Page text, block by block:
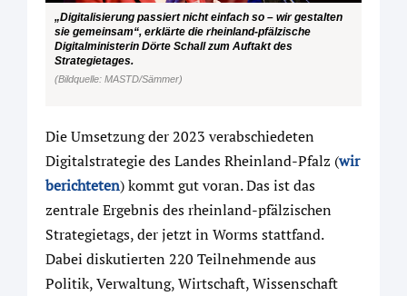
„Digitalisierung passiert nicht einfach so – wir gestalten
sie gemeinsam“, erklärte die rheinland-pfälzische
Digitalministerin Dörte Schall zum Auftakt des
Strategietages.
(Bildquelle: MASTD/Sämmer)
Die Umsetzung der 2023 verabschiedeten
Digitalstrategie des Landes Rheinland-Pfalz (wir
berichteten) kommt gut voran. Das ist das
zentrale Ergebnis des rheinland-pfälzischen
Strategietags, der jetzt in Worms stattfand.
Dabei diskutierten 220 Teilnehmende aus
Politik, Verwaltung, Wirtschaft, Wissenschaft